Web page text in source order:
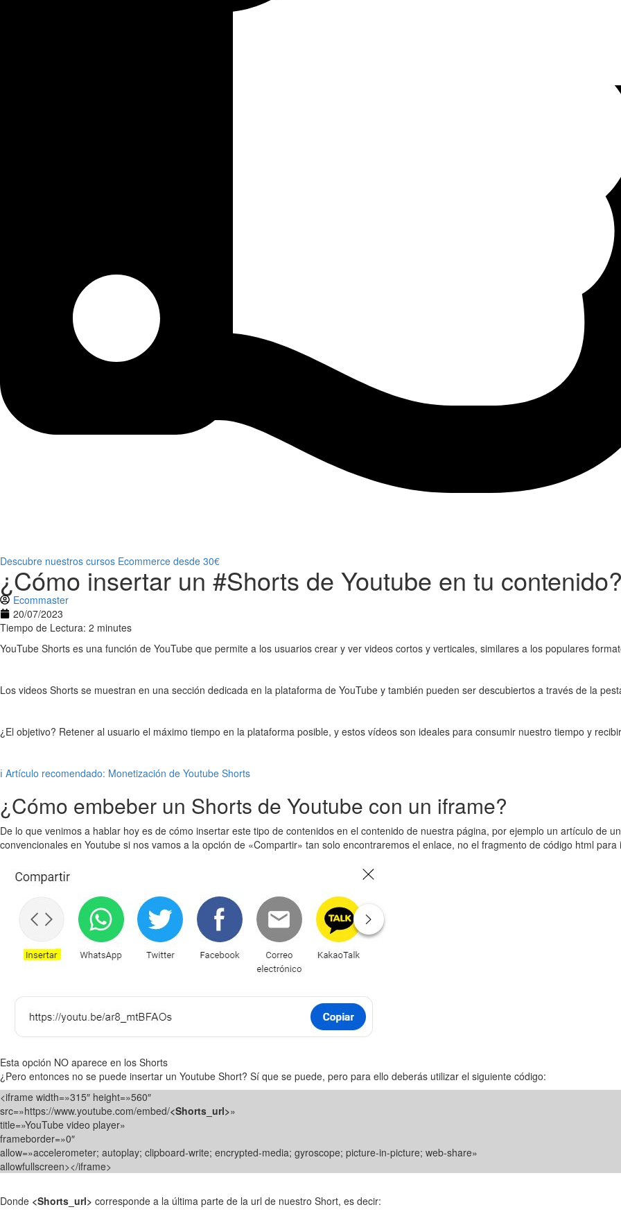
Descubre nuestros cursos Ecommerce desde 30€
¿Cómo insertar un #Shorts de Youtube en tu
Ecommaster
20/07/2023
Tiempo de Lectura: 2 minutes
YouTube Shorts es una función de YouTube que permite a los usuarios crear y ver videos cortos y verticales, similares a los populares
Los videos Shorts se muestran en una sección dedicada en la plataforma de YouTube y también pueden ser descubiertos a través de la
¿El objetivo? Retener al usuario el máximo tiempo en la plataforma posible, y estos vídeos son ideales para consumir nuestro tiempo y
ℹ️ Artículo recomendado: Monetización de Youtube Shorts
¿Cómo embeber un Shorts de Youtube con un iframe?
De lo que venimos a hablar hoy es de cómo insertar este tipo de contenidos en el contenido de nuestra página, por ejemplo un artículo de
convencionales en Youtube si nos vamos a la opción de «Compartir» tan solo encontraremos el enlace, no el fragmento de código html
Esta opción NO aparece en los Shorts
¿Pero entonces no se puede insertar un Youtube Short? Sí que se puede, pero para ello deberás utilizar el siguiente código:
<iframe width=»315″ height=»560″
src=»https://www.youtube.com/embed/<Shorts_url>»
title=»YouTube video player»
frameborder=»0″
allow=»accelerometer; autoplay; clipboard-write; encrypted-media; gyroscope; picture-in-picture; web-share»
allowfullscreen></iframe>
Donde <Shorts_url> corresponde a la última parte de la url de nuestro Short, es decir: